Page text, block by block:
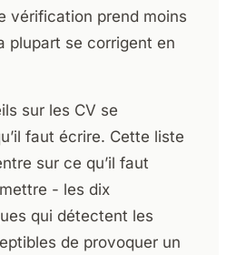
vérification prend moins
plupart se corrigent en
sur les CV se
faut écrire. Cette liste
sur ce qu’il faut
- les dix
qui détectent les
de provoquer un